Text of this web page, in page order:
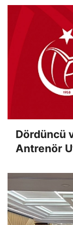
Dördüncü
Antrenör